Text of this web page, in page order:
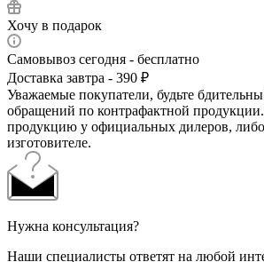
Хочу в подарок
Самовывоз сегодня - бесплатно
Доставка завтра - 390 ₽
Уважаемые покупатели, будьте
обращений по контрафактной
продукцию у официальных дилеров, либо
изготовителе.
Нужна консультация?
Наши специалисты ответят на любой